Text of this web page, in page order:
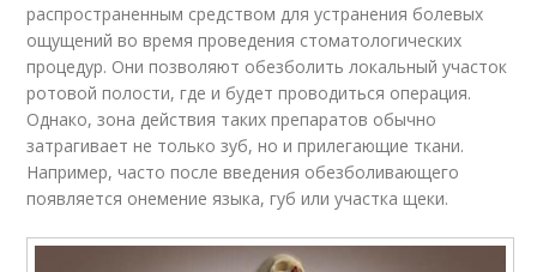
распространенным средством для устранения болевых
ощущений во время проведения стоматологических
процедур. Они позволяют обезболить локальный участок
ротовой полости, где и будет проводиться операция.
Однако, зона действия таких препаратов обычно
затрагивает не только зуб, но и прилегающие ткани.
Например, часто после введения обезболивающего
появляется онемение языка, губ или участка щеки.